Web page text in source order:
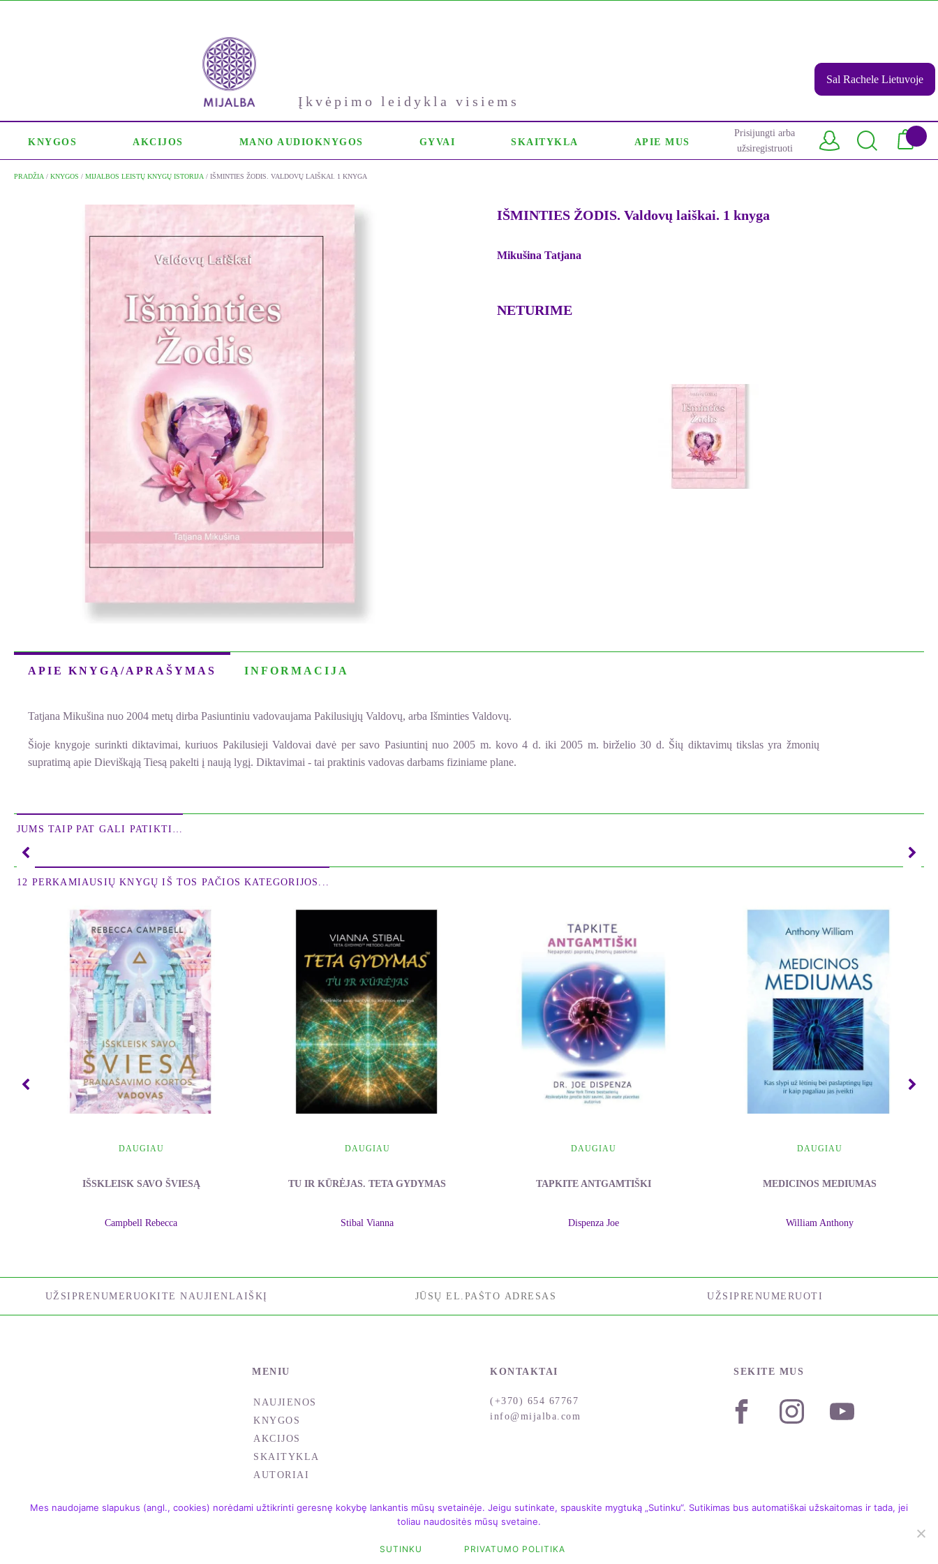
Įkvėpimo leidykla visiems
Sal Rachele Lietuvoje
KNYGOS AKCIJOS MANO AUDIOKNYGOS GYVAI SKAITYKLA APIE MUS
Prisijungti arba
užsiregistruoti
PRADŽIA / KNYGOS / MIJALBOS LEISTŲ KNYGŲ ISTORIJA / IŠMINTIES ŽODIS. VALDOVŲ LAIŠKAI. 1 KNYGA
IŠMINTIES ŽODIS. Valdovų laiškai. 1 knyga
Mikušina Tatjana
NETURIME
APIE KNYGĄ/APRAŠYMAS INFORMACIJA
Tatjana Mikušina nuo 2004 metų dirba Pasiuntiniu vadovaujama Pakilusiųjų Valdovų, arba Išminties Valdovų.
Šioje knygoje surinkti diktavimai, kuriuos Pakilusieji Valdovai davė per savo Pasiuntinį nuo 2005 m. kovo 4 d. iki 2005 m. birželio 30 d. Šių diktavimų tikslas yra žmonių
supratimą apie Dieviškąją Tiesą pakelti į naują lygį. Diktavimai - tai praktinis vadovas darbams fiziniame plane.
JUMS TAIP PAT GALI PATIKTI…
12 PERKAMIAUSIŲ KNYGŲ IŠ TOS PAČIOS KATEGORIJOS...
DAUGIAU
IŠSKLEISK SAVO ŠVIESĄ
Campbell Rebecca
DAUGIAU
TU IR KŪRĖJAS. TETA GYDYMAS
Stibal Vianna
DAUGIAU
TAPKITE ANTGAMTIŠKI
Dispenza Joe
DAUGIAU
MEDICINOS MEDIUMAS
William Anthony
UŽSIPRENUMERUOKITE NAUJIENLAIŠKĮ UŽSIPRENUMERUOTI
MENIU
NAUJIENOS
KNYGOS
AKCIJOS
SKAITYKLA
AUTORIAI
KONTAKTAI
(+370) 654 67767
info@mijalba.com
SEKITE MUS
Mes naudojame slapukus (angl., cookies) norėdami užtikrinti geresnę kokybę lankantis mūsų svetainėje. Jeigu sutinkate, spauskite mygtuką „Sutinku“. Sutikimas bus automatiškai užskaitomas ir tada, jei
toliau naudositės mūsų svetaine.
SUTINKU PRIVATUMO POLITIKA